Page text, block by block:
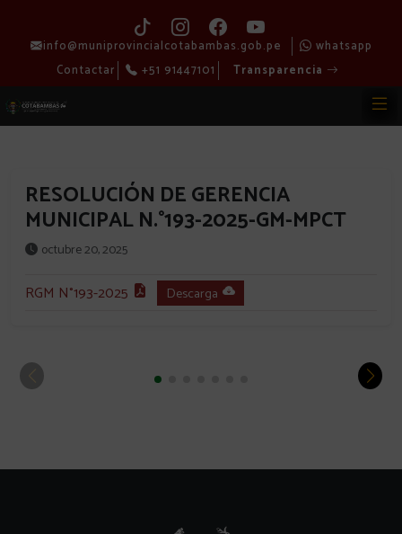
info@muniprovincialcotabambas.gob.pe
whatsapp
Contactar
+51 91447101 Transparencia
RESOLUCIÓN DE GERENCIA
MUNICIPAL N.°193-2025-GM-MPCT
octubre 20, 2025
RGM N°193-2025 Descarga